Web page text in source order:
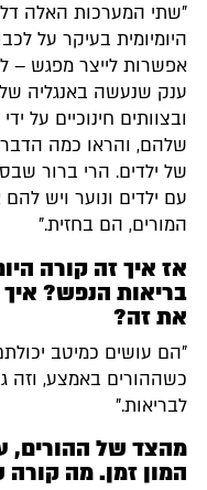
"שתי המערכות האלה
היומיומית בעיקר על
אפשרות לייצר מפגש –
ענק שנעשה באנגליה
ובצוותים חינוכיים על
שלהם, והראו כמה
של ילדים. הרי ברור
עם ילדים ונוער ויש
המורים, הם בחזית."
אז איך זה קורה
בריאות הנפש? איך
את זה?
"הם עושים כמיטב
כשההורים באמצע, וזה
לבריאות."
מהצד של ההורים,
המון זמן. מה